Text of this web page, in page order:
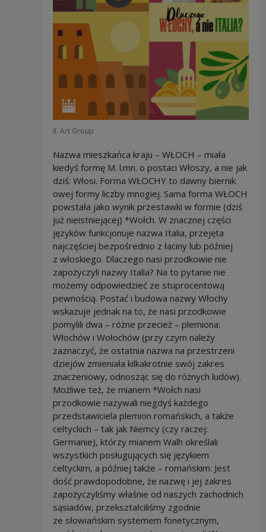
il. Art Group
Nazwa mieszkańca kraju – WŁOCH – miała
kiedyś formę M. l.mn. o postaci Włoszy, a nie jak
dziś: Włosi. Forma WŁOCHY to dawny biernik
owej formy liczby mnogiej. Sama forma WŁOCH
powstała jako wynik przestawki w formie (dziś
już nieistniejącej) *Wołch. W znacznej części
języków funkcjonuje nazwa Italia, przejęta
najczęściej bezpośrednio z łaciny lub później
z włoskiego. Dlaczego nasi przodkowie nie
zapożyczyli nazwy Italia? Na to pytanie nie
możemy odpowiedzieć ze stuprocentową
pewnością. Postać i budowa nazwy Włochy
wskazuje jednak na to, że nasi przodkowie
pomylili dwa – różne przecież – plemiona:
Włochów i Wołochów (przy czym należy
zaznaczyć, że ostatnia nazwa na przestrzeni
dziejów zmieniała kilkakrotnie swój zakres
znaczeniowy, odnosząc się do różnych ludów).
Możliwe też, że mianem *Wołch nasi
przodkowie nazywali niegdyś każdego
przedstawiciela plemion romańskich, a także
celtyckich – tak jak Niemcy (czy raczej:
Germanie), którzy mianem Walh określali
wszystkich posługujących się językiem
celtyckim, a później także – romańskim. Jest
dość prawdopodobne, że nazwę i jej zakres
zapożyczyliśmy właśnie od naszych zachodnich
sąsiadów, przekształciliśmy zgodnie
ze słowiańskim systemem fonetycznym,